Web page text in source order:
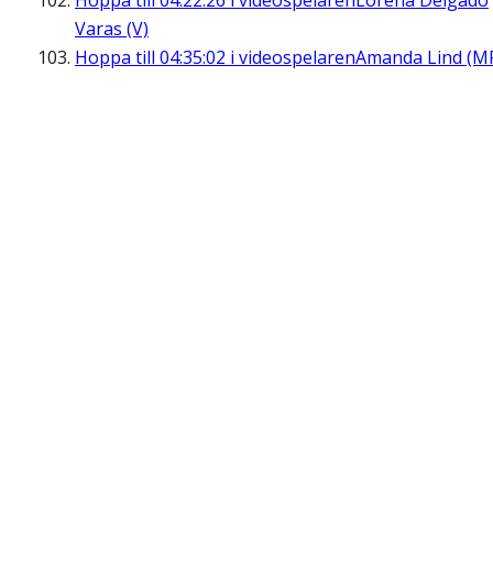
Varas (V)
Hoppa till 04:35:02 i videospelarenAmanda Lind